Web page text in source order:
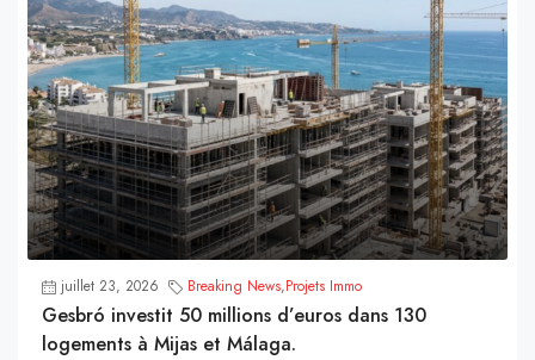
juillet 23, 2026 Breaking News,Projets Immo
Gesbró investit 50 millions d’euros dans 130
logements à Mijas et Málaga.